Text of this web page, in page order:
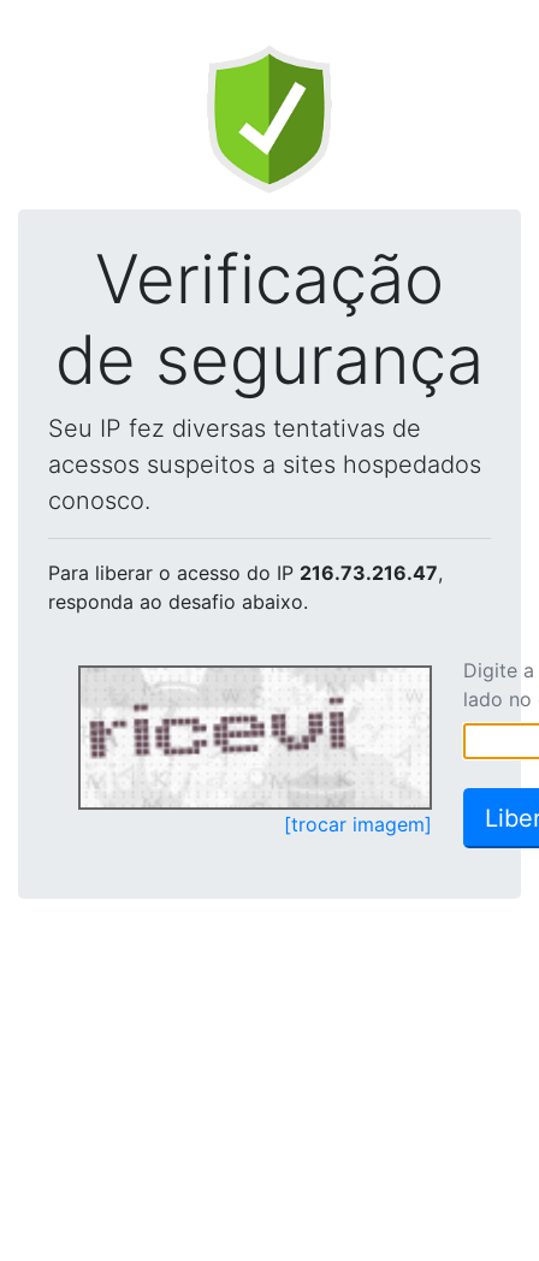
Verificação
de segurança
Seu IP fez diversas tentativas de
acessos suspeitos a sites hospedados
conosco.
Para liberar o acesso do IP 216.73.216.47,
responda ao desafio abaixo.
[trocar imagem]
Digite
lado no